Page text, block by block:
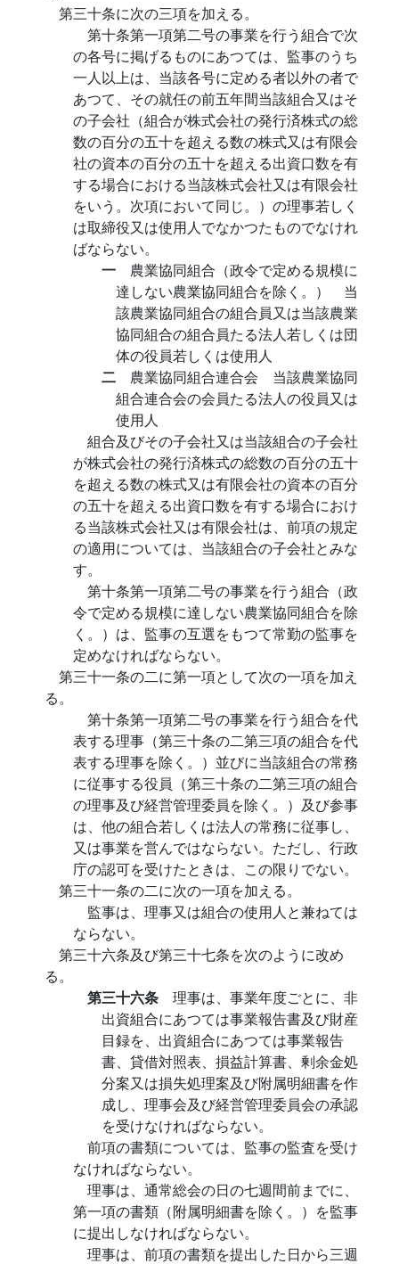
第三十条に次の三項を加える。
第十条第一項第二号の事業を行う組合で次
の各号に掲げるものにあつては、監事のうち
一人以上は、当該各号に定める者以外の者で
あつて、その就任の前五年間当該組合又はそ
の子会社（組合が株式会社の発行済株式の総
数の百分の五十を超える数の株式又は有限会
社の資本の百分の五十を超える出資口数を有
する場合における当該株式会社又は有限会社
をいう。次項において同じ。）の理事若しく
は取締役又は使用人でなかつたものでなけれ
ばならない。
一 農業協同組合（政令で定める規模に
達しない農業協同組合を除く。） 当
該農業協同組合の組合員又は当該農業
協同組合の組合員たる法人若しくは団
体の役員若しくは使用人
二 農業協同組合連合会 当該農業協同
組合連合会の会員たる法人の役員又は
使用人
組合及びその子会社又は当該組合の子会社
が株式会社の発行済株式の総数の百分の五十
を超える数の株式又は有限会社の資本の百分
の五十を超える出資口数を有する場合におけ
る当該株式会社又は有限会社は、前項の規定
の適用については、当該組合の子会社とみな
す。
第十条第一項第二号の事業を行う組合（政
令で定める規模に達しない農業協同組合を除
く。）は、監事の互選をもつて常勤の監事を
定めなければならない。
第三十一条の二に第一項として次の一項を加え
る。
第十条第一項第二号の事業を行う組合を代
表する理事（第三十条の二第三項の組合を代
表する理事を除く。）並びに当該組合の常務
に従事する役員（第三十条の二第三項の組合
の理事及び経営管理委員を除く。）及び参事
は、他の組合若しくは法人の常務に従事し、
又は事業を営んではならない。ただし、行政
庁の認可を受けたときは、この限りでない。
第三十一条の二に次の一項を加える。
監事は、理事又は組合の使用人と兼ねては
ならない。
第三十六条及び第三十七条を次のように改め
る。
第三十六条 理事は、事業年度ごとに、非
出資組合にあつては事業報告書及び財産
目録を、出資組合にあつては事業報告
書、貸借対照表、損益計算書、剰余金処
分案又は損失処理案及び附属明細書を作
成し、理事会及び経営管理委員会の承認
を受けなければならない。
前項の書類については、監事の監査を受け
なければならない。
理事は、通常総会の日の七週間前までに、
第一項の書類（附属明細書を除く。）を監事
に提出しなければならない。
理事は、前項の書類を提出した日から三週